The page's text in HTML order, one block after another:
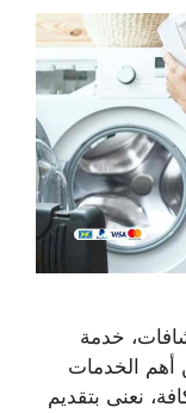
خدمة
أهم الخدمات
نعنى بتقديم